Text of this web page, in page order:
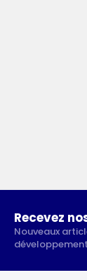
Recevez
Nouveaux